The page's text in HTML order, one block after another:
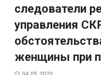
следователи
управления
женщины при